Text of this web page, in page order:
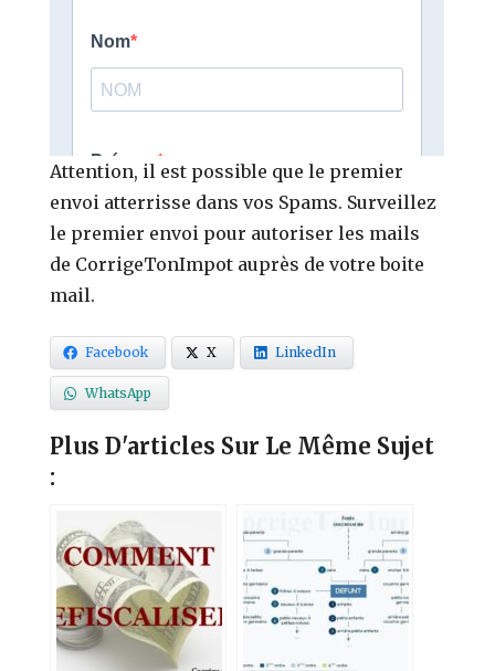
Attention, il est possible que le premier
envoi atterrisse dans vos Spams. Surveillez
le premier envoi pour autoriser les mails
de CorrigeTonImpot auprès de votre boite
mail.
Facebook X LinkedIn
WhatsApp
Plus D'articles Sur Le Même Sujet
: